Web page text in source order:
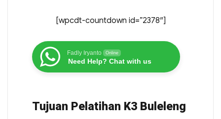
[wpcdt-countdown id=”2378″]
Fadly Iryanto Online
Need Help? Chat with us
Tujuan Pelatihan K3 Buleleng